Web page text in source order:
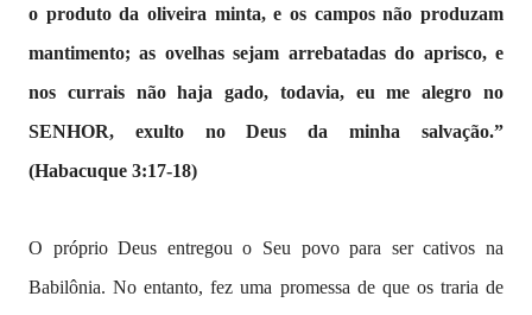
o produto da oliveira minta, e os campos não produzam
mantimento; as ovelhas sejam arrebatadas do aprisco, e
nos currais não haja gado, todavia, eu me alegro no
SENHOR, exulto no Deus da minha salvação.”
(Habacuque 3:17-18)
O próprio Deus entregou o Seu povo para ser cativos na
Babilônia. No entanto, fez uma promessa de que os traria de